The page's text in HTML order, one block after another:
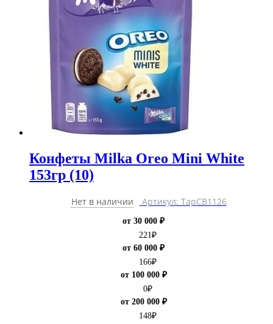
Конфеты Milka Oreo Mini White
153гр (10)
Нет в наличии Артикул: ТарCB1126
от 30 000 ₽
221₽
от 60 000 ₽
166₽
от 100 000 ₽
0₽
от 200 000 ₽
148₽